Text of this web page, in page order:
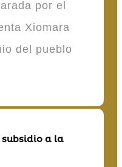
por el
Xiomara
del pueblo
a la